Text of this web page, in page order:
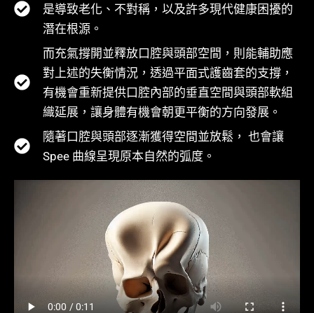
是導致老化、不對稱，以及許多現代健康困擾的
潛在根源。
而充氣撐開並釋放口腔與頭部空間，則能輔助應
對上述的失衡情況，透過平面式護齒套的支撐，
有機會重新提供口腔內部的垂直空間與頭部軟組
織延展，讓身體有機會朝更平衡的方向發展。
隨著口腔與頭部逐漸獲得空間並放鬆， 也會讓
Spee 曲線呈現原本自然的弧度。